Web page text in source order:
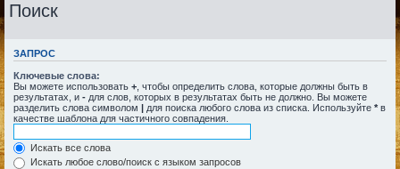
Поиск
ЗАПРОС
Ключевые слова:
Вы можете использовать + , чтобы определить слова, которые должны быть в
результатах, и - для слов, которых в результатах быть не должно. Вы можете
разделить слова символом | для поиска любого слова из списка. Используйте * в
качестве шаблона для частичного совпадения.
Искать все слова
Искать любое слово/поиск с языком запросов